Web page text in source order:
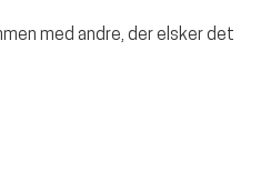
med andre, der elsker det